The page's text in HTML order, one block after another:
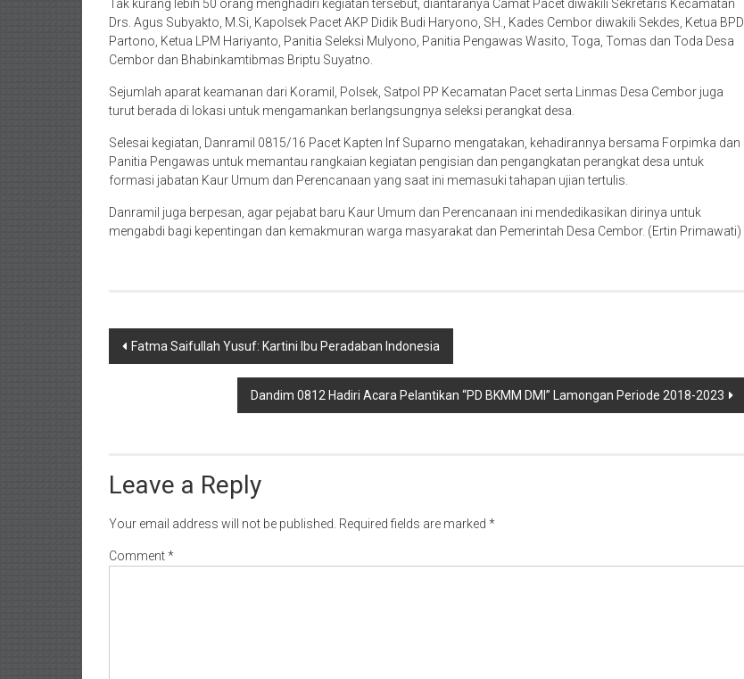
Tak kurang lebih 50 orang menghadiri kegiatan tersebut, diantaranya Camat Pacet diwakili Sekretaris Kecamatan
Drs. Agus Subyakto, M.Si, Kapolsek Pacet AKP Didik Budi Haryono, SH., Kades Cembor diwakili Sekdes, Ketua BPD
Partono, Ketua LPM Hariyanto, Panitia Seleksi Mulyono, Panitia Pengawas Wasito, Toga, Tomas dan Toda Desa
Cembor dan Bhabinkamtibmas Briptu Suyatno.
Sejumlah aparat keamanan dari Koramil, Polsek, Satpol PP Kecamatan Pacet serta Linmas Desa Cembor juga
turut berada di lokasi untuk mengamankan berlangsungnya seleksi perangkat desa.
Selesai kegiatan, Danramil 0815/16 Pacet Kapten Inf Suparno mengatakan, kehadirannya bersama Forpimka dan
Panitia Pengawas untuk memantau rangkaian kegiatan pengisian dan pengangkatan perangkat desa untuk
formasi jabatan Kaur Umum dan Perencanaan yang saat ini memasuki tahapan ujian tertulis.
Danramil juga berpesan, agar pejabat baru Kaur Umum dan Perencanaan ini mendedikasikan dirinya untuk
mengabdi bagi kepentingan dan kemakmuran warga masyarakat dan Pemerintah Desa Cembor. (Ertin Primawati)
Post
Fatma Saifullah Yusuf: Kartini Ibu Peradaban Indonesia
Dandim 0812 Hadiri Acara Pelantikan “PD BKMM DMI” Lamongan Periode 2018-2023
Leave a Reply
Your email address will not be published. Required fields are marked *
Comment*